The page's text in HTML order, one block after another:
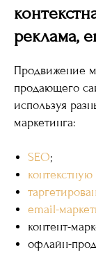
реклама,
Продвижение
продающего
используя
маркетинга:
SEO;
email-
контент-
офлайн-